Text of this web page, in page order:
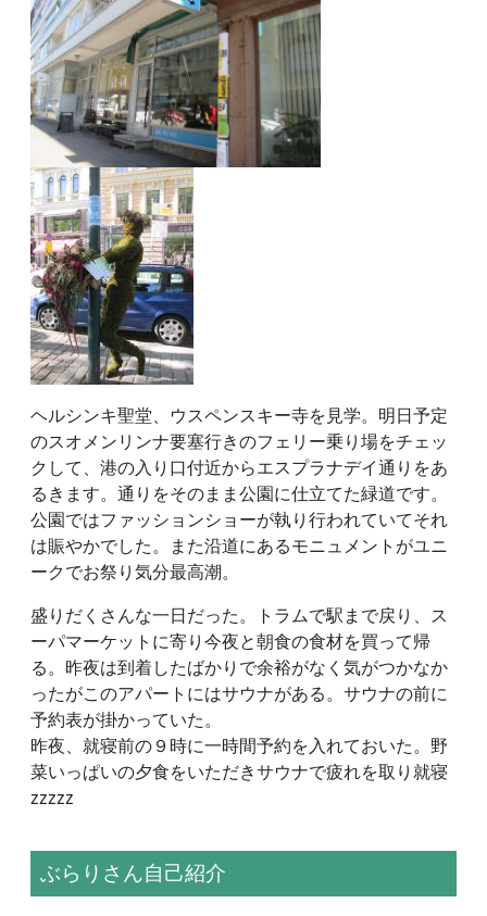
ヘルシンキ聖堂、ウスペンスキー寺を見学。明日予定
のスオメンリンナ要塞行きのフェリー乗り場をチェッ
クして、港の入り口付近からエスプラナデイ通りをあ
るきます。通りをそのまま公園に仕立てた緑道です。
公園ではファッションショーが執り行われていてそれ
は賑やかでした。また沿道にあるモニュメントがユニ
ークでお祭り気分最高潮。
盛りだくさんな一日だった。トラムで駅まで戻り、ス
ーパマーケットに寄り今夜と朝食の食材を買って帰
る。昨夜は到着したばかりで余裕がなく気がつかなか
ったがこのアパートにはサウナがある。サウナの前に
予約表が掛かっていた。
昨夜、就寝前の９時に一時間予約を入れておいた。野
菜いっぱいの夕食をいただきサウナで疲れを取り就寝
zzzzz
ぶらりさん自己紹介